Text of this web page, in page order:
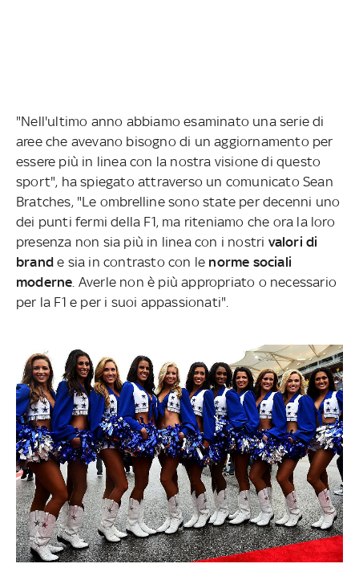
"Nell'ultimo anno abbiamo esaminato una serie di
aree che avevano bisogno di un aggiornamento per
essere più in linea con la nostra visione di questo
sport", ha spiegato attraverso un comunicato Sean
Bratches, "Le ombrelline sono state per decenni uno
dei punti fermi della F1, ma riteniamo che ora la loro
presenza non sia più in linea con i nostri valori di
brand e sia in contrasto con le norme sociali
moderne . Averle non è più appropriato o necessario
per la F1 e per i suoi appassionati".